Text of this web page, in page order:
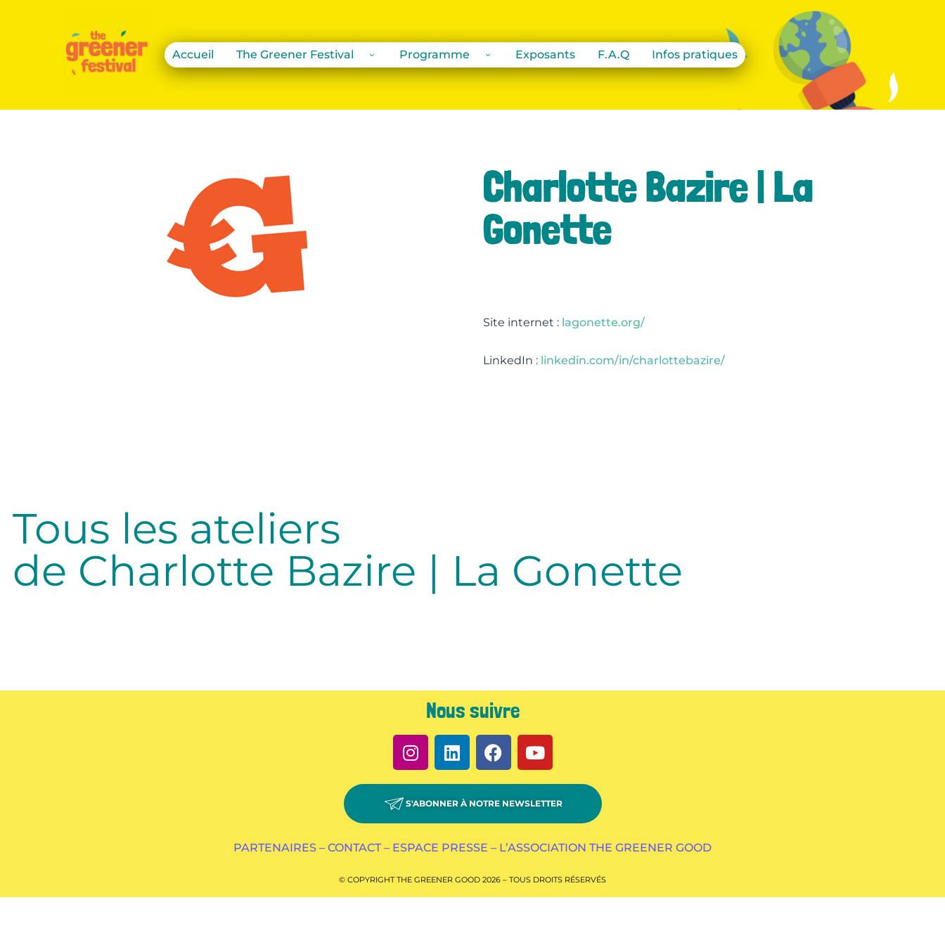
Accueil The Greener Festival Programme Exposants F.A.Q Infos pratiques
Charlotte Bazire | La
Gonette
Site internet : lagonette.org/
LinkedIn : linkedin.com/in/charlottebazire/
Tous les ateliers
de Charlotte Bazire | La Gonette
Nous suivre
S'ABONNER À NOTRE NEWSLETTER
PARTENAIRES – CONTACT – ESPACE PRESSE – L’ASSOCIATION THE GREENER GOOD
© COPYRIGHT THE GREENER GOOD 2026 – TOUS DROITS RÉSERVÉS